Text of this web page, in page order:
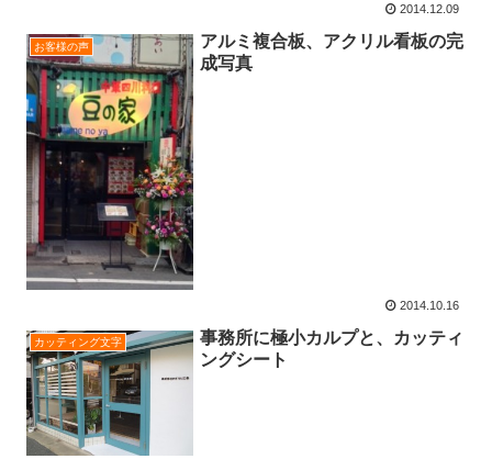
2014.12.09
お客様の声
アルミ複合板、アクリル看板の完
成写真
2014.10.16
カッティング文字
事務所に極小カルプと、カッティ
ングシート